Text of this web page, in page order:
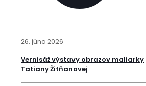
26. júna 2026
Vernisáž výstavy obrazov maliarky
Tatiany Žitňanovej